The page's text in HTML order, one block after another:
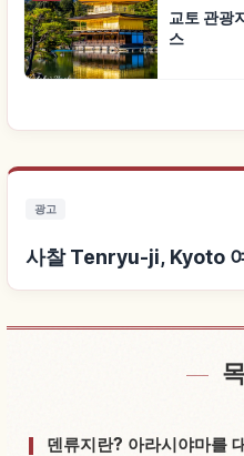
교토 관광
스
광고
사찰 Tenryu-ji, Kyoto
사찰 Tenryu-ji,
사찰 Tenryu-ji,
덴류지란? 아라시야마를